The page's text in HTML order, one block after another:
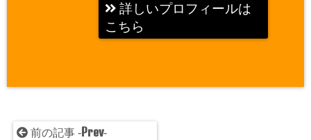
詳しいプロフィールは
こちら
前の記事 -Prev-